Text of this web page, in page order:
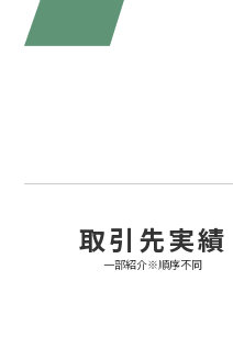
取引先実績
一部紹介※順序不同